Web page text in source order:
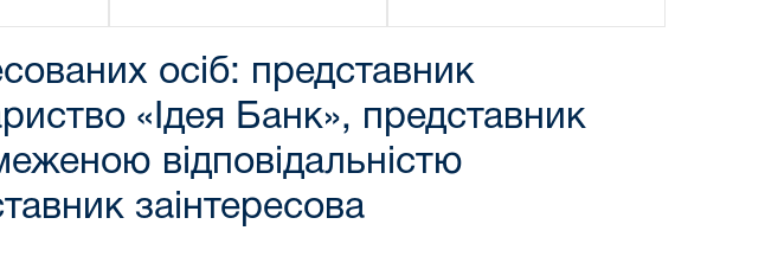
осіб: представник
«Ідея Банк», представник
відповідальністю
заінтересова